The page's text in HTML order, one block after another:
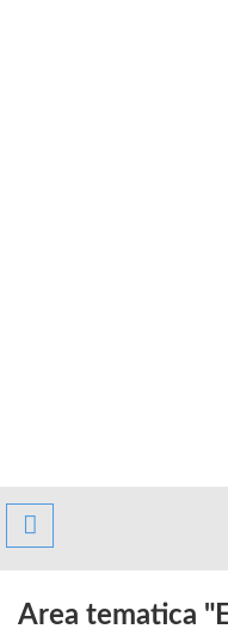
Area tematica